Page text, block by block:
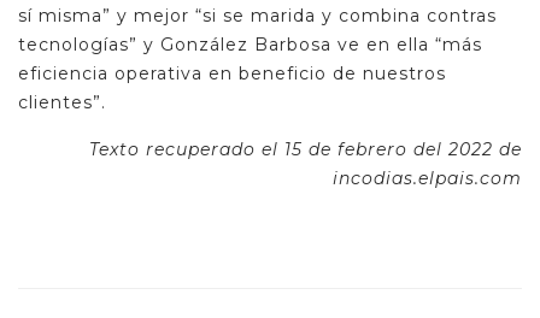
sí misma” y mejor “si se marida y combina contras
tecnologías” y González Barbosa ve en ella “más
eficiencia operativa en beneficio de nuestros
clientes”.
Texto recuperado el 15 de febrero del 2022 de
incodias.elpais.com